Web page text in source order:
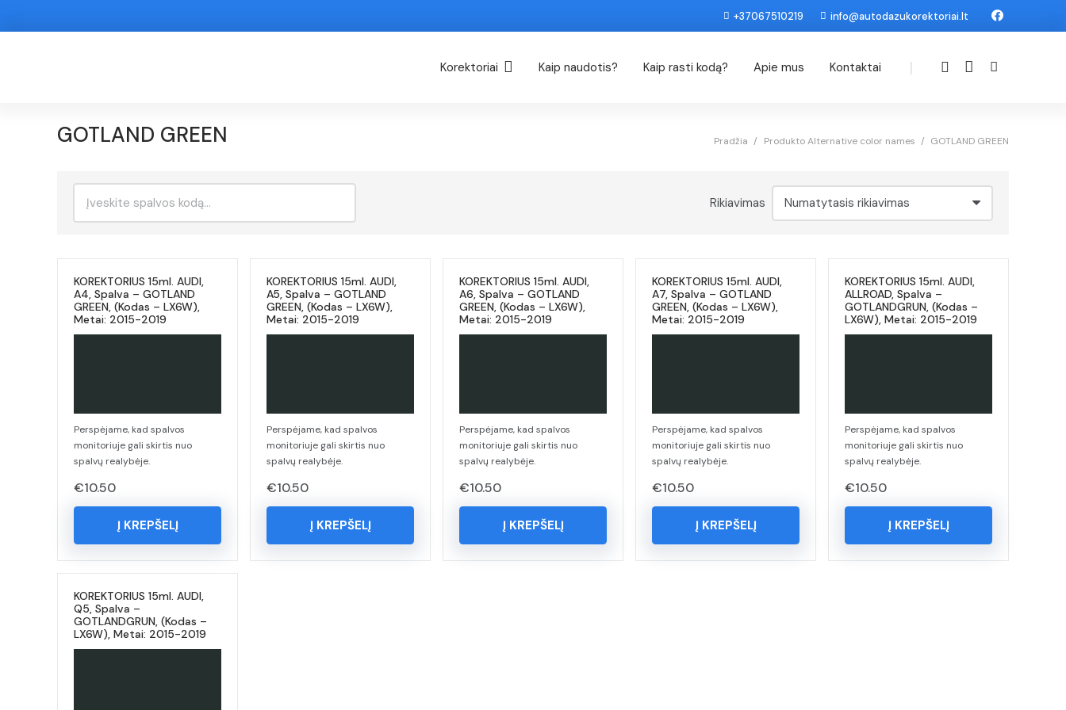
+37067510219 info@autodazukorektoriai.lt
Korektoriai Kaip naudotis? Kaip rasti kodą? Apie mus Kontaktai |
GOTLAND GREEN Pradžia / Produkto Alternative color names / GOTLAND GREEN
Rikiavimas
KOREKTORIUS 15ml. AUDI,
A4, Spalva – GOTLAND
GREEN, (Kodas – LX6W),
Metai: 2015-2019
Perspėjame, kad spalvos
monitoriuje gali skirtis nuo
spalvų realybėje.
€10.50
Į KREPŠELĮ
KOREKTORIUS 15ml. AUDI,
A5, Spalva – GOTLAND
GREEN, (Kodas – LX6W),
Metai: 2015-2019
Perspėjame, kad spalvos
monitoriuje gali skirtis nuo
spalvų realybėje.
€10.50
Į KREPŠELĮ
KOREKTORIUS 15ml. AUDI,
A6, Spalva – GOTLAND
GREEN, (Kodas – LX6W),
Metai: 2015-2019
Perspėjame, kad spalvos
monitoriuje gali skirtis nuo
spalvų realybėje.
€10.50
Į KREPŠELĮ
KOREKTORIUS 15ml. AUDI,
A7, Spalva – GOTLAND
GREEN, (Kodas – LX6W),
Metai: 2015-2019
Perspėjame, kad spalvos
monitoriuje gali skirtis nuo
spalvų realybėje.
€10.50
Į KREPŠELĮ
KOREKTORIUS 15ml. AUDI,
ALLROAD, Spalva –
GOTLANDGRUN, (Kodas –
LX6W), Metai: 2015-2019
Perspėjame, kad spalvos
monitoriuje gali skirtis nuo
spalvų realybėje.
€10.50
Į KREPŠELĮ
KOREKTORIUS 15ml. AUDI,
Q5, Spalva –
GOTLANDGRUN, (Kodas –
LX6W), Metai: 2015-2019